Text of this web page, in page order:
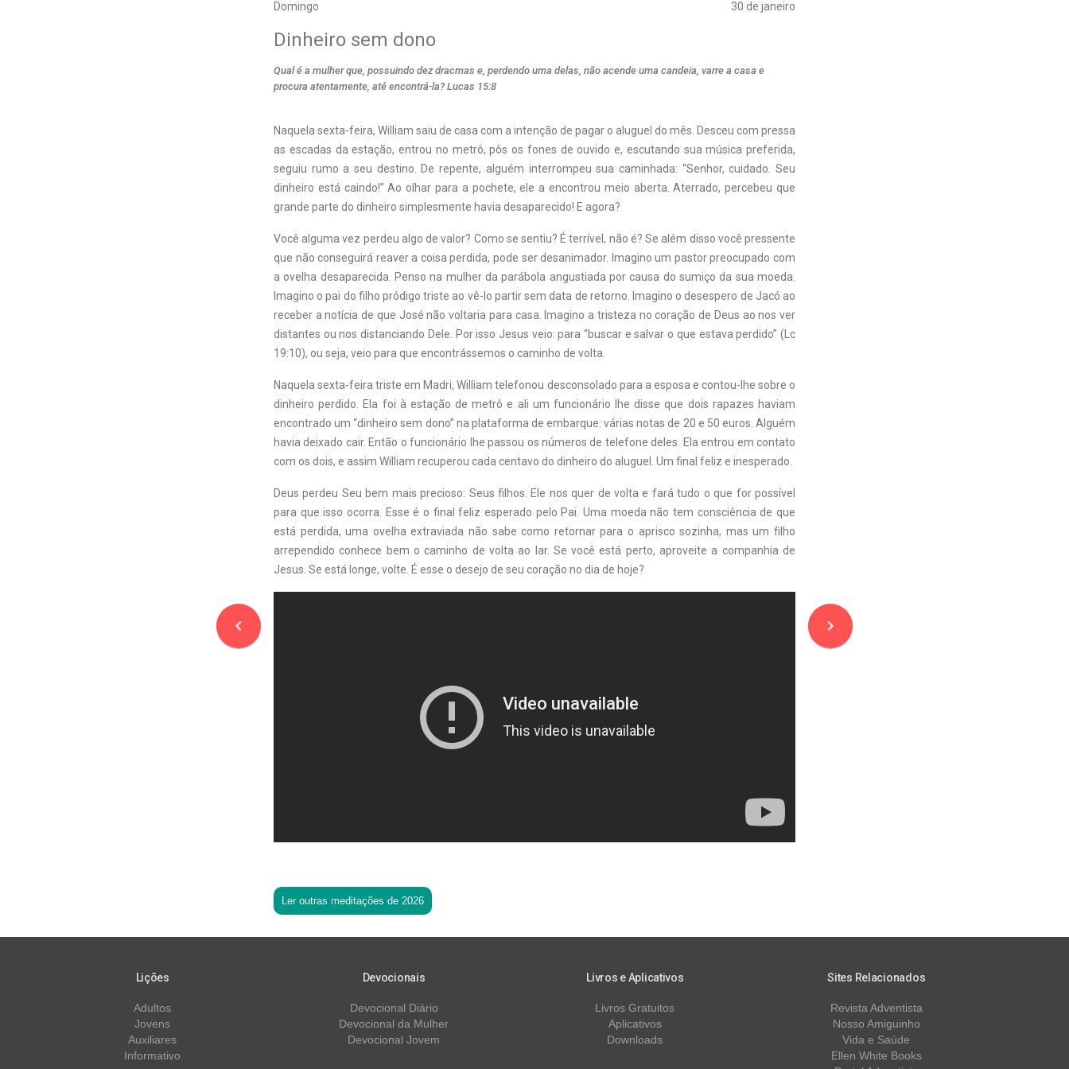
Domingo 30 de janeiro
navigate_before
Dinheiro sem dono
Qual é a mulher que, possuindo dez dracmas e, perdendo uma delas, não acende uma candeia, varre a casa e
procura atentamente, até encontrá-la? Lucas 15:8
Naquela sexta-feira, William saiu de casa com a intenção de pagar o aluguel do mês. Desceu com pressa
as escadas da estação, entrou no metrô, pôs os fones de ouvido e, escutando sua música preferida,
seguiu rumo a seu destino. De repente, alguém interrompeu sua caminhada: “Senhor, cuidado. Seu
dinheiro está caindo!” Ao olhar para a pochete, ele a encontrou meio aberta. Aterrado, percebeu que
grande parte do dinheiro simplesmente havia desaparecido! E agora?
Você alguma vez perdeu algo de valor? Como se sentiu? É terrível, não é? Se além disso você pressente
que não conseguirá reaver a coisa perdida, pode ser desanimador. Imagino um pastor preocupado com
a ovelha desaparecida. Penso na mulher da parábola angustiada por causa do sumiço da sua moeda.
Imagino o pai do filho pródigo triste ao vê-lo partir sem data de retorno. Imagino o desespero de Jacó ao
receber a notícia de que José não voltaria para casa. Imagino a tristeza no coração de Deus ao nos ver
distantes ou nos distanciando Dele. Por isso Jesus veio: para “buscar e salvar o que estava perdido” (Lc
19:10), ou seja, veio para que encontrássemos o caminho de volta.
Naquela sexta-feira triste em Madri, William telefonou desconsolado para a esposa e contou-lhe sobre o
dinheiro perdido. Ela foi à estação de metrô e ali um funcionário lhe disse que dois rapazes haviam
encontrado um “dinheiro sem dono” na plataforma de embarque: várias notas de 20 e 50 euros. Alguém
havia deixado cair. Então o funcionário lhe passou os números de telefone deles. Ela entrou em contato
com os dois, e assim William recuperou cada centavo do dinheiro do aluguel. Um final feliz e inesperado.
Deus perdeu Seu bem mais precioso: Seus filhos. Ele nos quer de volta e fará tudo o que for possível
para que isso ocorra. Esse é o final feliz esperado pelo Pai. Uma moeda não tem consciência de que
está perdida, uma ovelha extraviada não sabe como retornar para o aprisco sozinha, mas um filho
arrependido conhece bem o caminho de volta ao lar. Se você está perto, aproveite a companhia de
Jesus. Se está longe, volte. É esse o desejo de seu coração no dia de hoje?
Ler outras meditações de 2026
navigate_next
Lições
Adultos
Jovens
Auxiliares
Informativo
Devocionais
Devocional Diário
Devocional da Mulher
Devocional Jovem
Livros e Aplicativos
Livros Gratuitos
Aplicativos
Downloads
Sites Relacionados
Revista Adventista
Nosso Amiguinho
Vida e Saúde
Ellen White Books